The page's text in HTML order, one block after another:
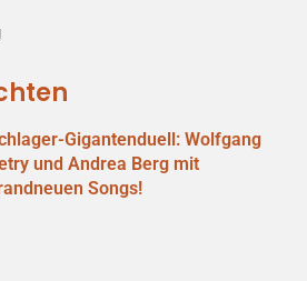
Gigantenduell: Wolfgang
und Andrea Berg mit
Songs!